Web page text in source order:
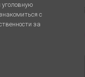
с
за